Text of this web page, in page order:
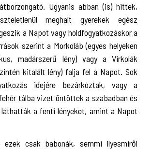
Ugyanis abban (is) hittek,
meghalt gyerekek egész
a Napot vagy holdfogyatkozáskor a
szerint a Morkoláb (egyes helyeken
madárszerű lény) vagy a Virkolák
kitalált lény) falja fel a Napot. Sok
idejére bezárkóztak, vagy a
tálba vizet öntöttek a szabadban és
a fenti lényeket, amint a Napot
ezek csak babonák, semmi ilyesmiről